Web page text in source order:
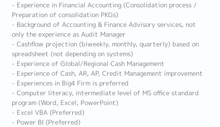
- Experience in Financial Accounting (Consolidation process /
Preparation of consolidation PKGs)
- Background of Accounting & Finance Advisory services, not
only the experience as Audit Manager
- Cashflow projection (biweekly, monthly, quarterly) based on
spreadsheet (not depending on systems)
- Experience of Global/Regional Cash Management
- Experience of Cash, AR, AP, Credit Management improvement
- Experiences in Big4 Firm is preferred
- Computer literacy, intermediate level of MS office standard
program (Word, Excel, PowerPoint)
- Excel VBA (Preferred)
- Power BI (Preferred)